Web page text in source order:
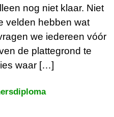
nog niet klaar. Niet
velden hebben wat
we iedereen vóór
de plattegrond te
waar […]